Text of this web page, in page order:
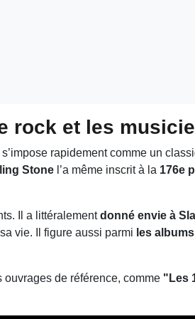
rock et les
s’impose rapidement comme un
Stone l’a même inscrit à la 176e
Il a littéralementdonné envie à
vie. Il figure aussi parmi les
ouvrages de référence, comme "Les